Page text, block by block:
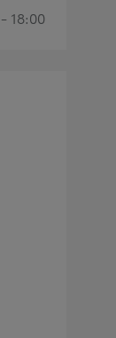
18:00